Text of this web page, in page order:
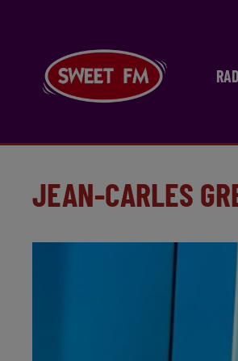
JEAN-CARLES